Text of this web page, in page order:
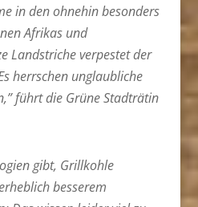
in den ohnehin besonders
Afrikas und
Landstriche verpestet der
herrschen unglaubliche
führt die Grüne Stadträtin
gibt, Grillkohle
besserem